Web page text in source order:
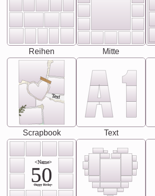
Reihen Mitte
Text
Scrapbook Text
<Name>
50
-Happy Birday-